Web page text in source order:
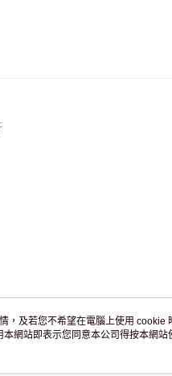
客戶
，及若您不希望在電腦上使用 cookie
本網站即表示您同意本公司得按本網